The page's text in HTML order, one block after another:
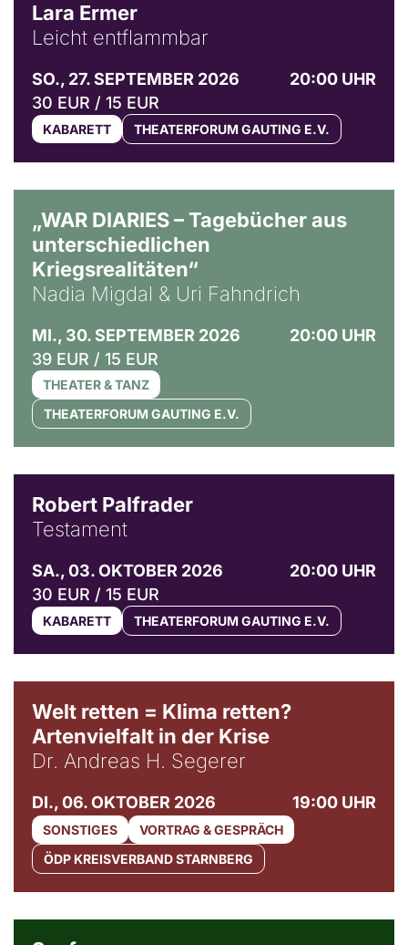
Lara Ermer
Leicht entflammbar
SO., 27. SEPTEMBER 2026
20:00 UHR
30 EUR / 15 EUR
KABARETT THEATERFORUM GAUTING E.V.
„WAR DIARIES – Tagebücher aus
unterschiedlichen
Kriegsrealitäten“
Nadia Migdal & Uri Fahndrich
MI., 30. SEPTEMBER 2026
20:00 UHR
39 EUR / 15 EUR
THEATER & TANZ
THEATERFORUM GAUTING E.V.
Robert Palfrader
Testament
SA., 03. OKTOBER 2026
20:00 UHR
30 EUR / 15 EUR
KABARETT THEATERFORUM GAUTING E.V.
Welt retten = Klima retten?
Artenvielfalt in der Krise
Dr. Andreas H. Segerer
DI., 06. OKTOBER 2026 19:00 UHR
SONSTIGES
VORTRAG & GESPRÄCH
ÖDP KREISVERBAND STARNBERG